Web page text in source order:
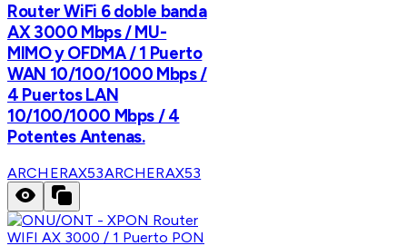
Router WiFi 6 doble banda
AX 3000 Mbps / MU-
MIMO y OFDMA / 1 Puerto
WAN 10/100/1000 Mbps /
4 Puertos LAN
10/100/1000 Mbps / 4
Potentes Antenas.
ARCHERAX53ARCHERAX53